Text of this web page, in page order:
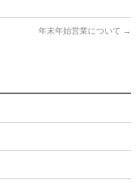
年末年始営業について →